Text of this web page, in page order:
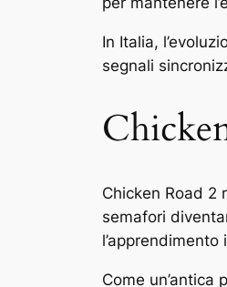
In Italia,
segnali
Chicken Road 2
semafori
Come